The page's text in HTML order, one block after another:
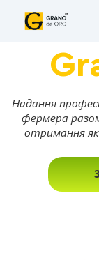
Надання
фермера
отримання